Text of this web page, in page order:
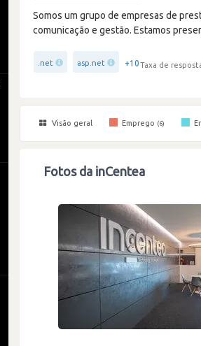
Somos um grupo de empresas de
comunicação e gestão. Estamos
.net asp.net +10Taxa de
Visão geral Emprego (6)
Fotos da inCentea